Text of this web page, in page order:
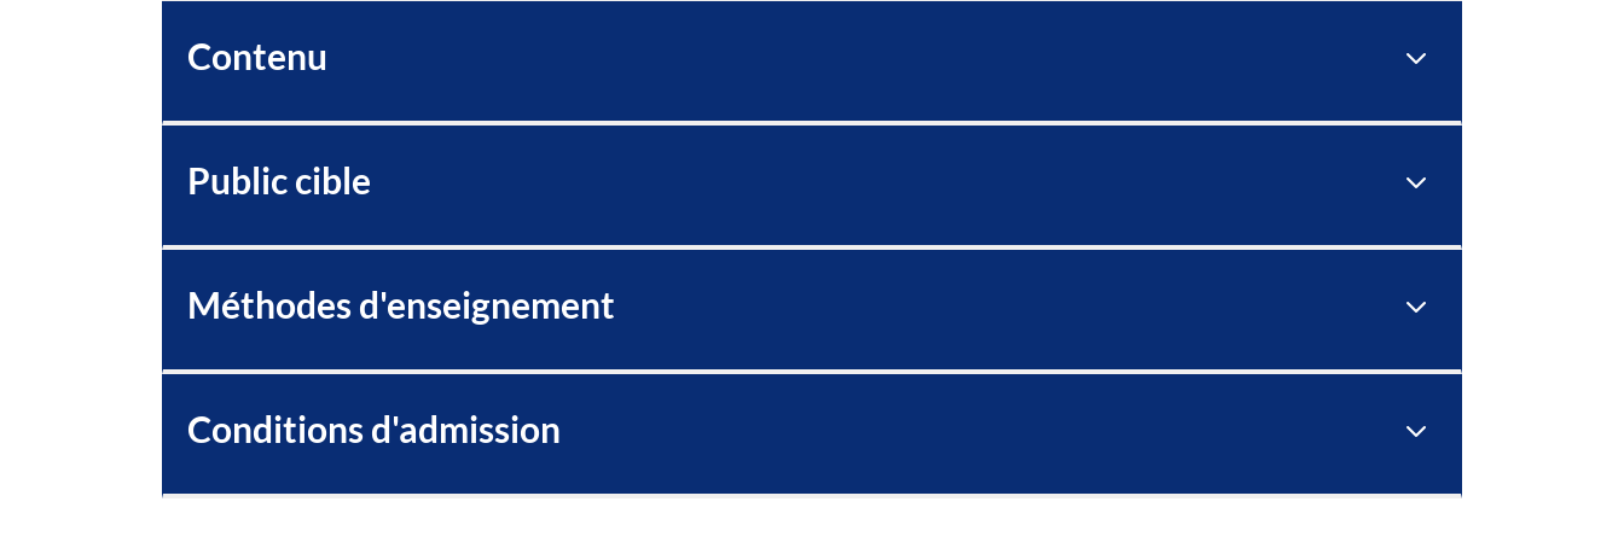
Contenu 3
Public cible 3
Méthodes d'enseignement 3
Conditions d'admission 3